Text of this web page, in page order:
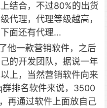
结合，不过80%的出货
代理，代理等级越高，
面还有代理...
他一款营销软件，之后
的开发团队，据说一年
上，当然营销软件向来
排名软件来说，3500
再通过软件上面放自己